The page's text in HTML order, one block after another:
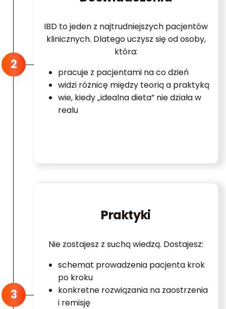
IBD to jeden z najtrudniejszych pacjentów
klinicznych. Dlatego uczysz się od osoby,
która:
pracuje z pacjentami na co dzień
widzi różnicę między teorią a praktyką
wie, kiedy „idealna dieta” nie działa w
realu
Praktyki
Nie zostajesz z suchą wiedzą. Dostajesz:
schemat prowadzenia pacjenta krok
po kroku
konkretne rozwiązania na zaostrzenia
i remisję